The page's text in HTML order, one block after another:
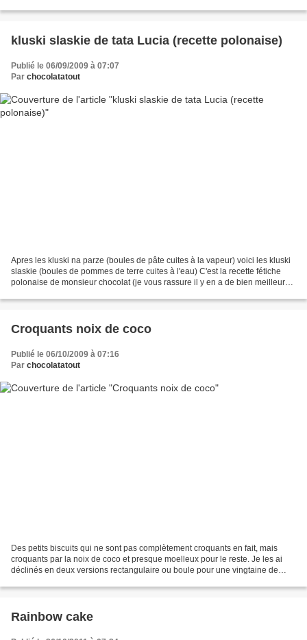
kluski slaskie de tata Lucia (recette polonaise)
Publié le 06/09/2009 à 07:07
Par chocolatatout
Apres les kluski na parze (boules de pâte cuites à la vapeur) voici les kluski
slaskie (boules de pommes de terre cuites à l'eau) C'est la recette fétiche
polonaise de monsieur chocolat (je vous rassure il y en a de bien meilleures
Croquants noix de coco
Publié le 06/10/2009 à 07:16
Par chocolatatout
Des petits biscuits qui ne sont pas complètement croquants en fait, mais
croquants par la noix de coco et presque moelleux pour le reste. Je les ai
déclinés en deux versions rectangulaire ou boule pour une vingtaine de
Rainbow cake